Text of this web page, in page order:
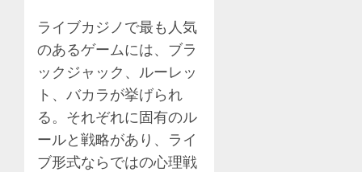
ライブカジノで最も人気
のあるゲームには、ブラ
ックジャック、ルーレッ
ト、バカラが挙げられ
る。それぞれに固有のル
ールと戦略があり、ライ
ブ形式ならではの心理戦